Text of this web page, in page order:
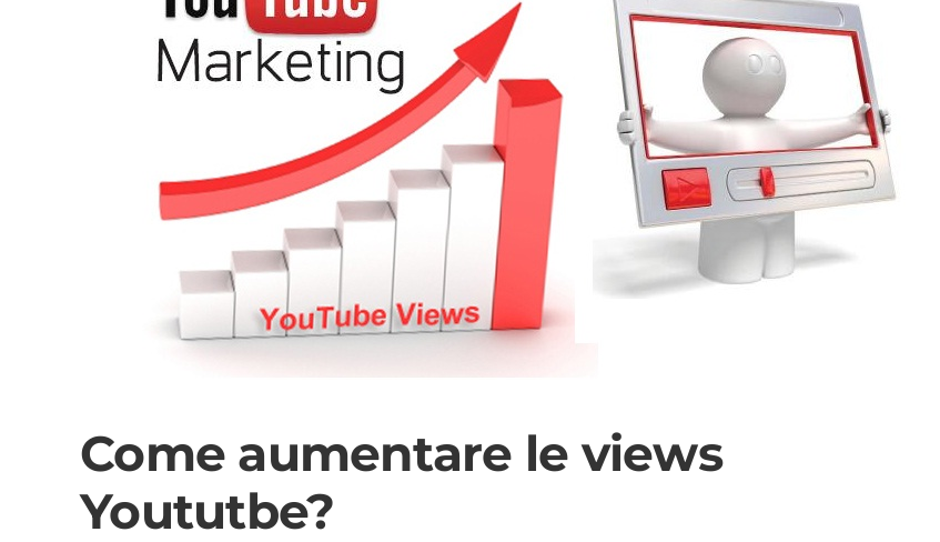
Come aumentare le views
Yoututbe?
✓ Servizio rapido e professionale con